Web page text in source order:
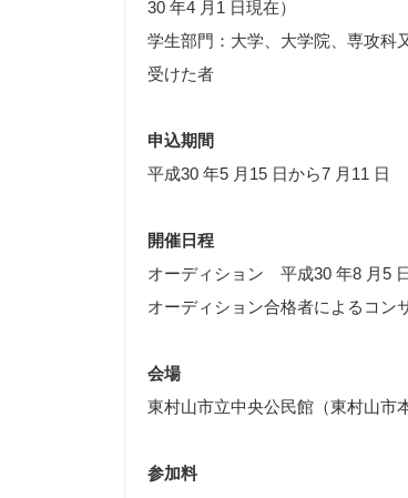
30 年4 月1 日現在）
学生部門：大学、大学院、専攻科
受けた者
申込期間
平成30 年5 月15 日から7 月11 日
開催日程
オーディション 平成30 年8 月5
オーディション合格者によるコ
会場
東村山市立中央公民館（東村山市
参加料